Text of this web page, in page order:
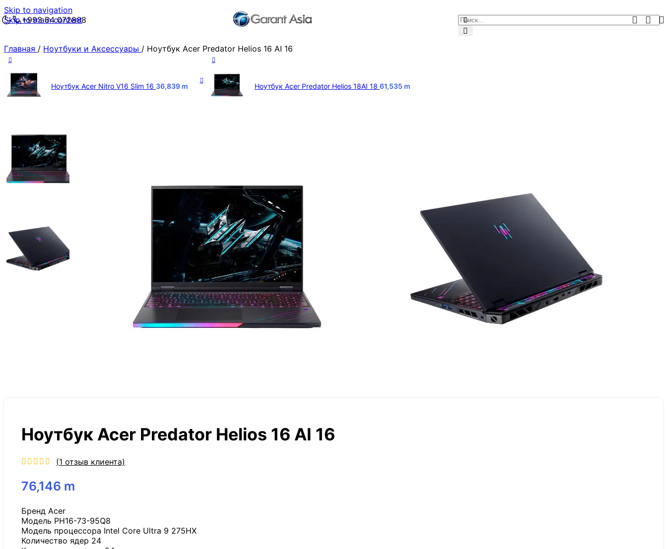
Skip to navigation
Skip to main content
+993 64 072888
Главная / Ноутбуки и Аксессуары / Ноутбук Acer Predator Helios 16 AI 16
Ноутбук Acer Nitro V16 Slim 16 36,839 m Ноутбук Acer Predator Helios 18AI 18 61,535 m
Ноутбук Acer Predator Helios 16 AI 16
(1 отзыв клиента)
76,146 m
Бренд Acer
Модель PH16-73-95Q8
Модель процессора Intel Core Ultra 9 275HX
Количество ядер 24